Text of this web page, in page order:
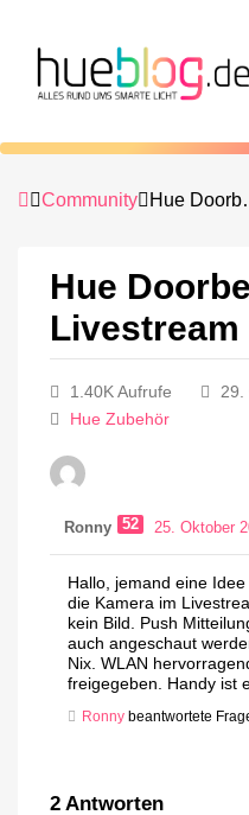
Community Hue
Hue
1.40K Aufrufe
29.
Hue Zubehör
Ronny 52 25. Oktober
Hallo, jemand eine
die Kamera im
kein Bild. Push
auch angeschaut
Nix. WLAN
freigegeben. Handy ist
Ronny beantwortete
2 Antworten